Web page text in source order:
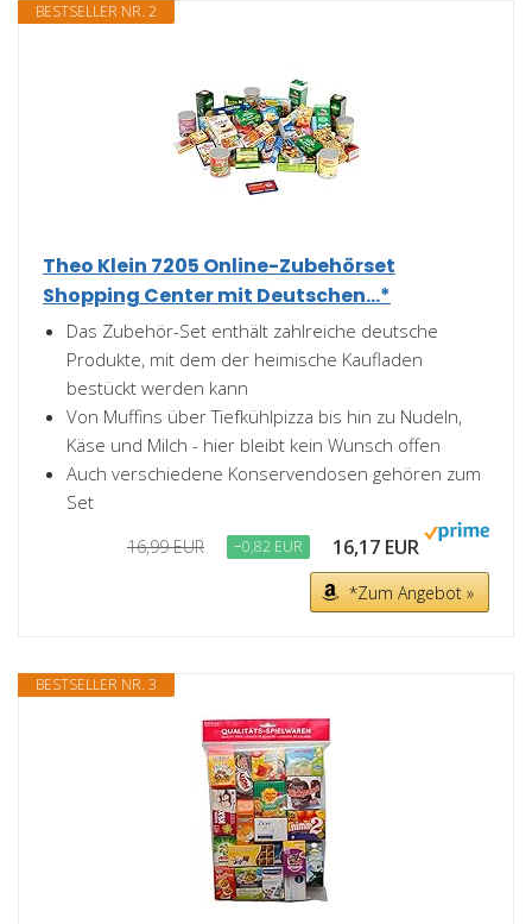
BESTSELLER NR. 2
Theo Klein 7205 Online-Zubehörset
Shopping Center mit Deutschen...*
Das Zubehör-Set enthält zahlreiche deutsche
Produkte, mit dem der heimische Kaufladen
bestückt werden kann
Von Muffins über Tiefkühlpizza bis hin zu Nudeln,
Käse und Milch - hier bleibt kein Wunsch offen
Auch verschiedene Konservendosen gehören zum
Set
16,99 EUR −0,82 EUR 16,17 EUR
*Zum Angebot »
BESTSELLER NR. 3